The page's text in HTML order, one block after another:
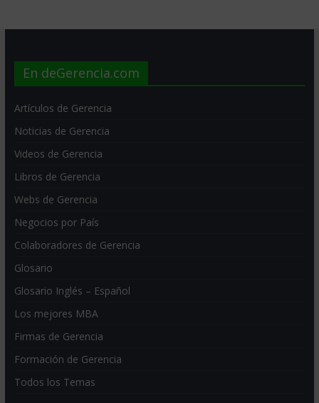
En deGerencia.com
Artículos de Gerencia
Noticias de Gerencia
Videos de Gerencia
Libros de Gerencia
Webs de Gerencia
Negocios por País
Colaboradores de Gerencia
Glosario
Glosario Inglés – Español
Los mejores MBA
Firmas de Gerencia
Formación de Gerencia
Todos los Temas